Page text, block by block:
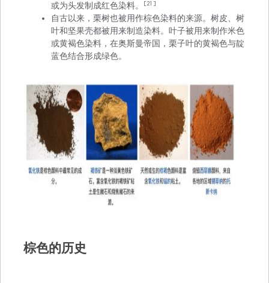
或为头发制成红色染料。 [21]
自古以来， 栗树也被用作棕色染料的来源。树皮、树
叶和坚果壳都被用来制造染料。叶子被用来制作米色
或黄褐色染料，在奥斯曼帝国，栗子叶的黄褐色与靛
蓝色结合形成绿色。
棕色的历史